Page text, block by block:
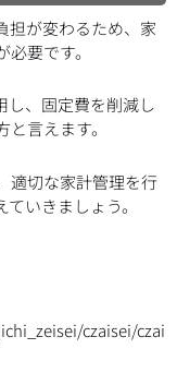
担が変わるため、家
要です。
し、固定費を削減し
言えます。
適切な家計管理を行
いきましょう。
czaisei/czai